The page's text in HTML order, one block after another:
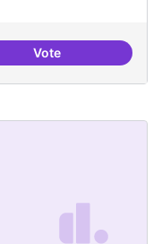
VoteCelebracions